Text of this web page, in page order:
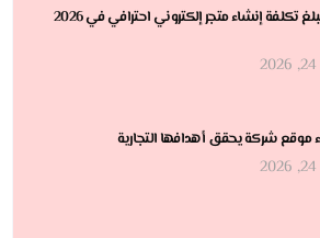
كم تبلغ تكلفة إنشاء متجر إلكتروني احترافي في 2026
موقع شركة يحقق أهدافها التجارية